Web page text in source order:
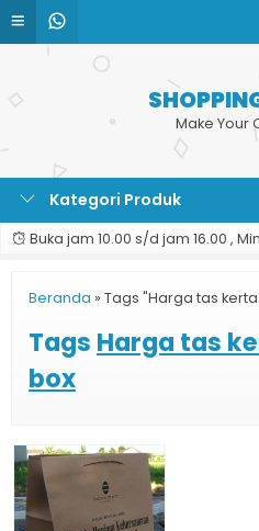
Make Your
Kategori Produk
Buka jam 10.00 s/d jam 16.00 ,
Beranda » Tags "Harga tas
Tags Harga tas
box